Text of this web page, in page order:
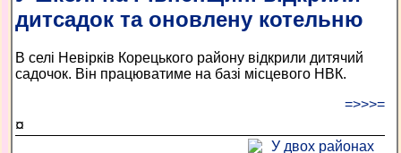
дитсадок та оновлену котельню
В селі Невірків Корецького району відкрили дитячий
садочок. Він працюватиме на базі місцевого НВК.
=>>>=
¤